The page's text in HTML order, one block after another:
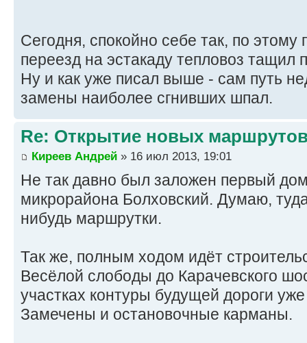
Сегодня, спокойно себе так, по этому
переезд на эстакаду тепловоз тащил
Ну и как уже писал выше - сам путь
замены наиболее сгнивших шпал.
Re: Открытие новых
Киреев Андрей » 16 июл 2013, 19:01
Не так давно был заложен первый
микрорайона Болховский. Думаю,
нибудь маршрутки.
Так же, полным ходом идёт
Весёлой слободы до Карачевского
участках контуры будущей дороги
Замечены и остановочные карманы.